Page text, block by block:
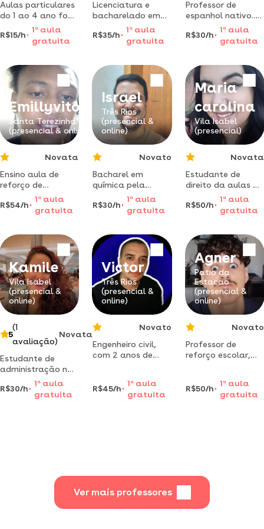
Aulas particulares
do 1 ao 4 ano fo
funfamental!
R$15/h
1 a aula
gratuita
Licenciatura e
bacharelado em
filosofia,
atualmente
estudante de
segundo período.
R$35/h
1 a aula
gratuita
Professor de
espanhol nativo..
quer aprender a
falar uma dos
idiomas mas
mundo. então bora
lá..
R$30/h
1 aaula
gratuita
Emillyvitoria
Santa Terezinha
(presencial & online)
Novata
Ensino aula de
reforço de
matemática para
crianças do ensino
fundamental do 1
R$54/h
1 aaula
gratuita
Israel
Três Rios
(presencial &
online)
Novato
Bacharel em
química pela
universidade
federal fluminense
engenharia da
qualidade e
produtividade.
R$30/h
1 a aula
gratuita
Maria
carolina
Vila Isabel
(presencial)
Novata
Estudante de
direito da aulas de
português online
para todas as
R$50/h
1 aaula
gratuita
Kamile
Vila Isabel
(presencial &
online)
5
(1
avaliação)
Novata
Estudante de
administração na
ufrrj - dou aulas de
matemática e
conhecimentos
R$30/h
1 aaula
gratuita
Victor
Três Rios
(presencial &
online)
Novato
Engenheiro civil,
com 2 anos de
matemática nível
fundamental e
R$45/h
1 a aula
gratuita
Agner
Patio da
Estacao
(presencial &
online)
Novato
Professor de
reforço escolar,
geometria,
ciências, inglês e
R$50/h
1 aaula
gratuita
Ver mais professores